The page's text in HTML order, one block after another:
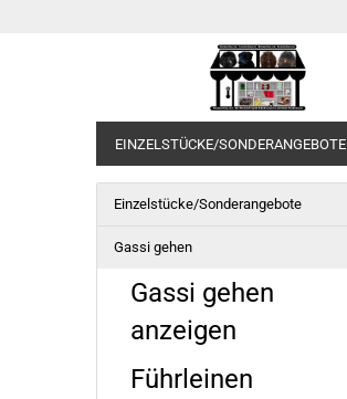
EINZELSTÜCKE/SONDERANGEBOTE
Einzelstücke/Sonderangebote
Gassi gehen
Gassi gehen
anzeigen
Führleinen